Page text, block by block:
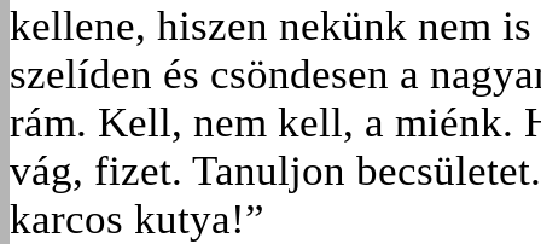
kellene, hiszen nekünk nem
szelíden és csöndesen a
rám. Kell, nem kell, a miénk.
vág, fizet. Tanuljon
karcos kutya!”